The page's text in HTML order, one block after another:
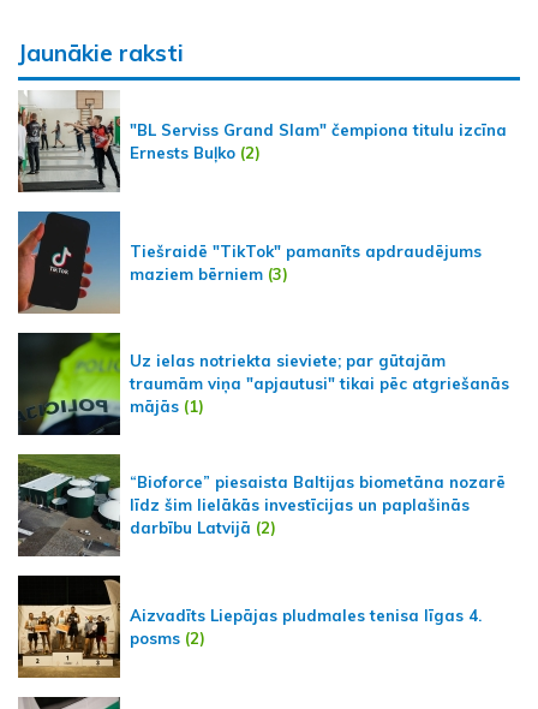
Jaunākie raksti
"BL Serviss Grand Slam" čempiona titulu izcīna
Ernests Buļko (2)
Tiešraidē "TikTok" pamanīts apdraudējums
maziem bērniem (3)
Uz ielas notriekta sieviete; par gūtajām
traumām viņa "apjautusi" tikai pēc atgriešanās
mājās (1)
“Bioforce” piesaista Baltijas biometāna nozarē
līdz šim lielākās investīcijas un paplašinās
darbību Latvijā (2)
Aizvadīts Liepājas pludmales tenisa līgas 4.
posms (2)